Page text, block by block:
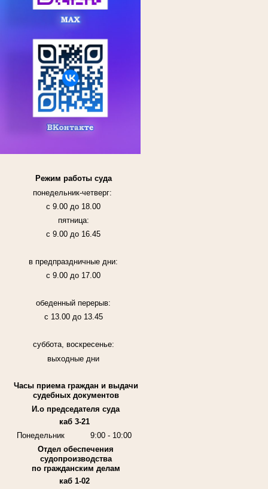
Режим работы суда
понедельник-четверг:
с 9.00 до 18.00
пятница:
с 9.00 до 16.45
в предпраздничные дни:
с 9.00 до 17.00
обеденный перерыв:
с 13.00 до 13.45
суббота, воскресенье:
выходные дни
Часы приема граждан и выдачи
судебных документов
И.о председателя суда
каб 3-21
Понедельник
9:00 - 10:00
Отдел обеспечения
судопроизводства
по гражданским делам
каб 1-02